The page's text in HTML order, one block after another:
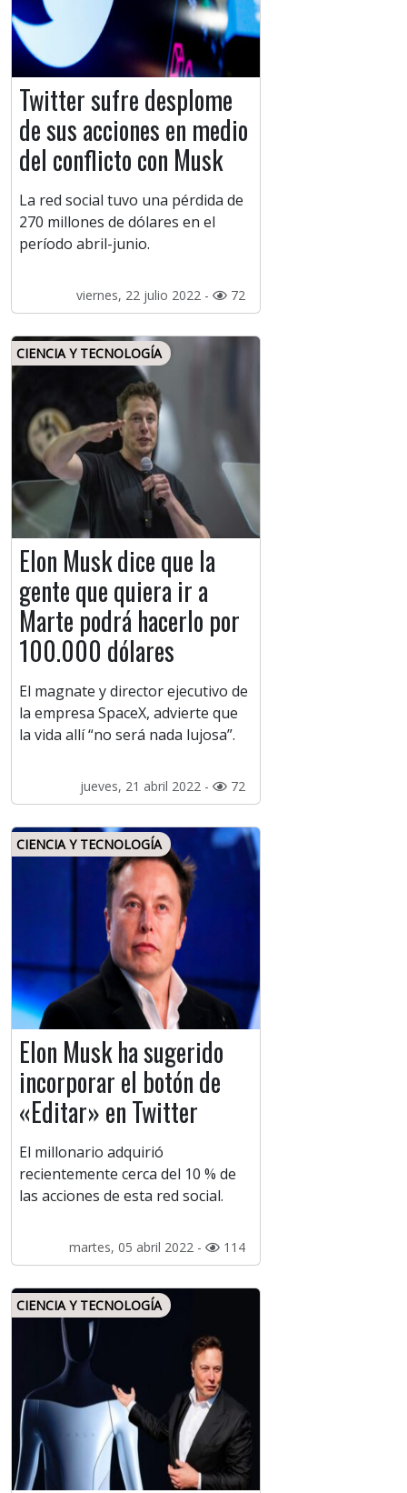
Twitter sufre desplome
de sus acciones en medio
del conflicto con Musk
La red social tuvo una pérdida de
270 millones de dólares en el
período abril-junio.
viernes, 22 julio 2022 - 72
CIENCIA Y TECNOLOGÍA
Elon Musk dice que la
gente que quiera ir a
Marte podrá hacerlo por
100.000 dólares
El magnate y director ejecutivo de
la empresa SpaceX, advierte que
la vida allí “no será nada lujosa”.
jueves, 21 abril 2022 - 72
CIENCIA Y TECNOLOGÍA
Elon Musk ha sugerido
incorporar el botón de
«Editar» en Twitter
El millonario adquirió
recientemente cerca del 10 % de
las acciones de esta red social.
martes, 05 abril 2022 - 114
CIENCIA Y TECNOLOGÍA